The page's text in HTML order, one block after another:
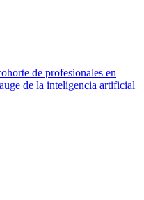
de profesionales en
de la inteligencia artificial